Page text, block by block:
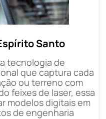
Santo
tecnologia de
que captura cada
ou terreno com
feixes de laser, essa
modelos digitais em
de engenharia